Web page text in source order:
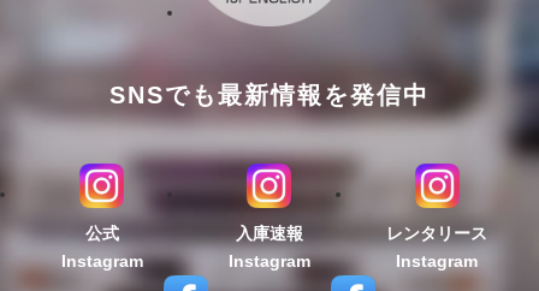
SNSでも最新情報を発信中
公式
Instagram
入庫速報
Instagram
レンタリース
Instagram